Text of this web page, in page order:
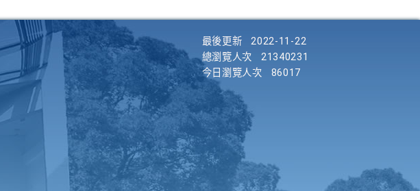
最後更新
2022-11-22
總瀏覽人次
21340231
今日瀏覽人次
86017